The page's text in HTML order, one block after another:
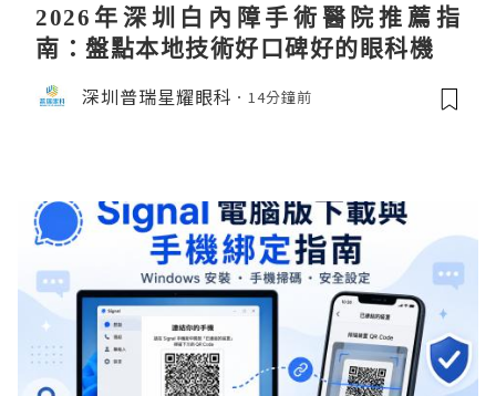
2026年深圳白內障手術醫院推薦指
南：盤點本地技術好口碑好的眼科機構
深圳普瑞星耀眼科 14分鐘前